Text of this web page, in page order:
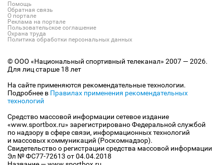
Помощь
Обратная связь
О портале
Реклама на портале
Пользовательское соглашение
Охрана труда
Политика обработки персональных данных
© ООО «Национальный спортивный телеканал» 2007 — 2026.
Для лиц старше 18 лет
На сайте применяются рекомендательные технологии.
Подробнее в Правилах применения рекомендательных
технологий
Средство массовой информации сетевое издание
«www.sportbox.ru» зарегистрировано Федеральной службой
по надзору в сфере связи, информационных технологий
и массовых коммуникаций (Роскомнадзор).
Свидетельство о регистрации средства массовой информации
Эл № ФС77-72613 от 04.04.2018